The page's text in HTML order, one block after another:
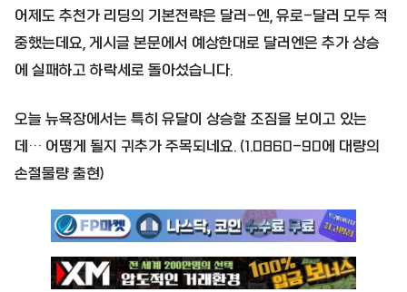
어제도 추천가 리딩의 기본전략은 달러-엔, 유로-달러 모두 적
중했는데요, 게시글 본문에서 예상한대로 달러엔은 추가 상승
에 실패하고 하락세로 돌아섰습니다.
오늘 뉴욕장에서는 특히 유달이 상승할 조짐을 보이고 있는
데… 어떻게 될지 귀추가 주목되네요. (1.0860-90에 대량의
손절물량 출현)